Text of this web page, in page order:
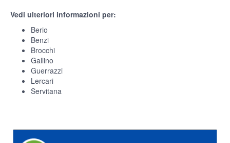
Vedi ulteriori informazioni per:
Berio
Benzi
Brocchi
Gallino
Guerrazzi
Lercari
Servitana